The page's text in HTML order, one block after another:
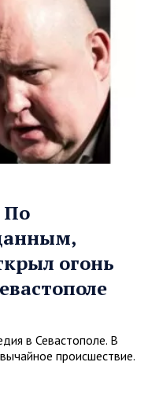
По
огонь
в Севастополе. В
происшествие.